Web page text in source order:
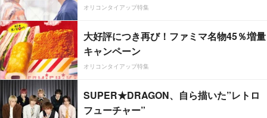
オリコンタイアップ特集
大好評につき再び！ファミマ名物45％増量
キャンペーン
オリコンタイアップ特集
SUPER★DRAGON、自ら描いた”レトロ
フューチャー”